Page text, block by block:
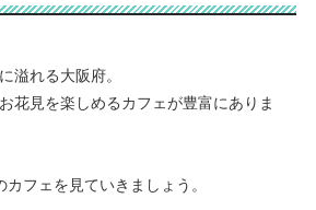
溢れる大阪府。
花見を楽しめるカフェが豊富にありま
フェを見ていきましょう。